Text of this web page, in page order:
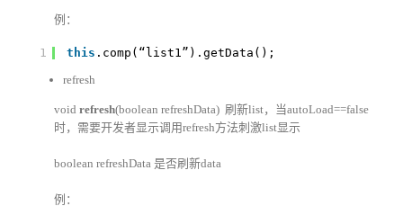
例：
1 this .comp(“list1”).getData();
refresh
void refresh(boolean refreshData) 刷新list，当autoLoad==false
时，需要开发者显示调用refresh方法刺激list显示
boolean refreshData 是否刷新data
例：